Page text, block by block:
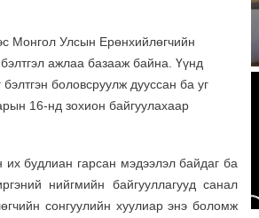
Монгол Улсын Ерөнхийлөгчийн
ажлаа базааж байна. Үүнд
боловсруулж дууссан ба уг
16-нд зохион байгуулахаар
будлиан гарсан мэдээлэл байдаг ба
нийгмийн байгууллагууд санал
сонгуулийн хуулиар энэ боломж
.